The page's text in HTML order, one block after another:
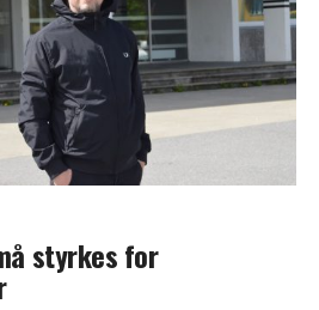
styrkes for